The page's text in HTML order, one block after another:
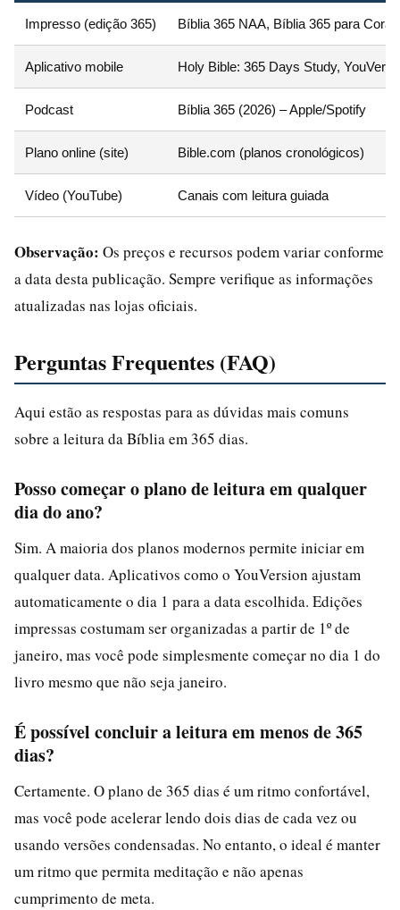
Impresso (edição 365) Bíblia 365 NAA, Bíblia 365 para
Aplicativo mobile Holy Bible: 365 Days Study,
Podcast Bíblia 365 (2026) – Apple/Spotify
Plano online (site) Bible.com (planos cronológicos)
Vídeo (YouTube) Canais com leitura guiada
Observação: Os preços e recursos podem variar conforme
a data desta publicação. Sempre verifique as informações
atualizadas nas lojas oficiais.
Perguntas Frequentes (FAQ)
Aqui estão as respostas para as dúvidas mais comuns
sobre a leitura da Bíblia em 365 dias.
Posso começar o plano de leitura em qualquer
dia do ano?
Sim. A maioria dos planos modernos permite iniciar em
qualquer data. Aplicativos como o YouVersion ajustam
automaticamente o dia 1 para a data escolhida. Edições
impressas costumam ser organizadas a partir de 1º de
janeiro, mas você pode simplesmente começar no dia 1 do
livro mesmo que não seja janeiro.
É possível concluir a leitura em menos de 365
dias?
Certamente. O plano de 365 dias é um ritmo confortável,
mas você pode acelerar lendo dois dias de cada vez ou
usando versões condensadas. No entanto, o ideal é manter
um ritmo que permita meditação e não apenas
cumprimento de meta.